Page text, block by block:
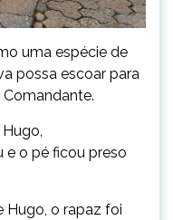
uma espécie de
possa escoar para
Comandante.
e o pé ficou preso
Hugo, o rapaz foi